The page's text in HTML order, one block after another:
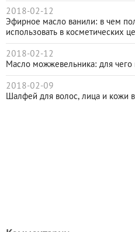
2018-02-12
Эфирное масло ванили: в чем
использовать в косметических
2018-02-12
Масло можжевельника: для чего
2018-02-09
Шалфей для волос, лица и кожи